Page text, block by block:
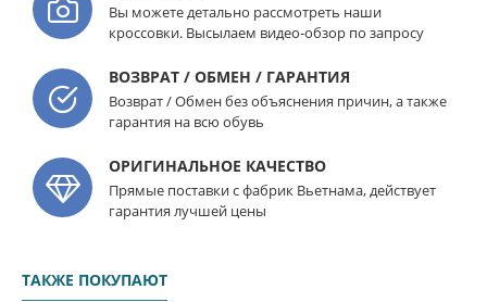
Вы можете детально рассмотреть наши
кроссовки. Высылаем видео-обзор по запросу
ВОЗВРАТ / ОБМЕН / ГАРАНТИЯ
Возврат / Обмен без объяснения причин, а также
гарантия на всю обувь
ОРИГИНАЛЬНОЕ КАЧЕСТВО
Прямые поставки с фабрик Вьетнама, действует
гарантия лучшей цены
ТАКЖЕ ПОКУПАЮТ